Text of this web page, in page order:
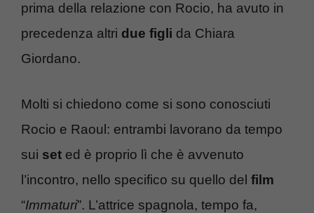
prima della relazione con Rocio, ha avuto in
precedenza altri due figli da Chiara
Giordano.
Molti si chiedono come si sono conosciuti
Rocio e Raoul: entrambi lavorano da tempo
sui set ed è proprio lì che è avvenuto
l’incontro, nello specifico su quello del film
“Immaturi”. L’attrice spagnola, tempo fa,